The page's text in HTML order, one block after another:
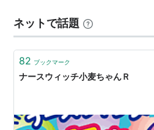
スタッフ
原作：タツノコプロ
監督：川口敬一郎
シリーズ構成：村上桃子
キャラクター原案：渡辺明夫
ネットで話題
82 ブックマーク
ナースウィッチ小麦ちゃんＲ